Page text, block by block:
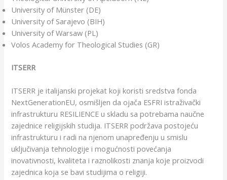
University of Münster (DE)
University of Sarajevo (BIH)
University of Warsaw (PL)
Volos Academy for Theological Studies (GR)
ITSERR
ITSERR je italijanski projekat koji koristi sredstva fonda
NextGenerationEU, osmišljen da ojača ESFRI istraživački
infrastrukturu RESILIENCE u skladu sa potrebama naučne
zajednice religijskih studija. ITSERR podržava postojeću
infrastrukturu i radi na njenom unapređenju u smislu
uključivanja tehnologije i mogućnosti povećanja
inovativnosti, kvaliteta i raznolikosti znanja koje proizvodi
zajednica koja se bavi studijima o religiji.